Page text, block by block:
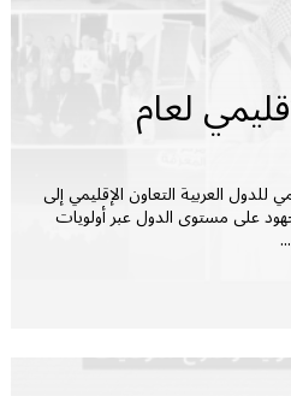
لعام
الإقليمي للدول العربية التعاون الإقليمي إلى
على مستوى الدول عبر أولويات